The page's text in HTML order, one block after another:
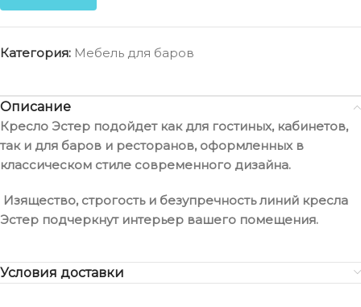
Категория: Мебель для баров
Описание
Кресло Эстер подойдет как для гостиных, кабинетов,
так и для баров и ресторанов, оформленных в
классическом стиле современного дизайна.
Изящество, строгость и безупречность линий кресла
Эстер подчеркнут интерьер вашего помещения.
Условия доставки